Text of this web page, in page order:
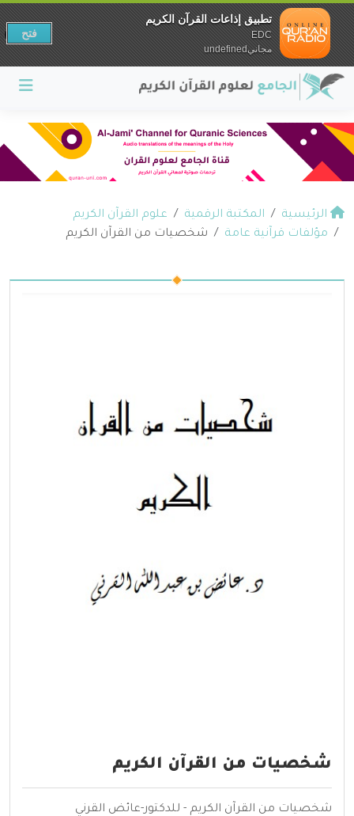
الرئيسية المكتبة الرقمية
علوم القرآن الكريم
مؤلفات قرآنية عامة
شخصيات من القرآن الكريم
شخصيات من القرآن الكريم
شخصيات من القرآن الكريم - للدكتور-عائض القرني
تطبيق إذاعات القرآن الكريم
EDC
مجانيundefined
فتح